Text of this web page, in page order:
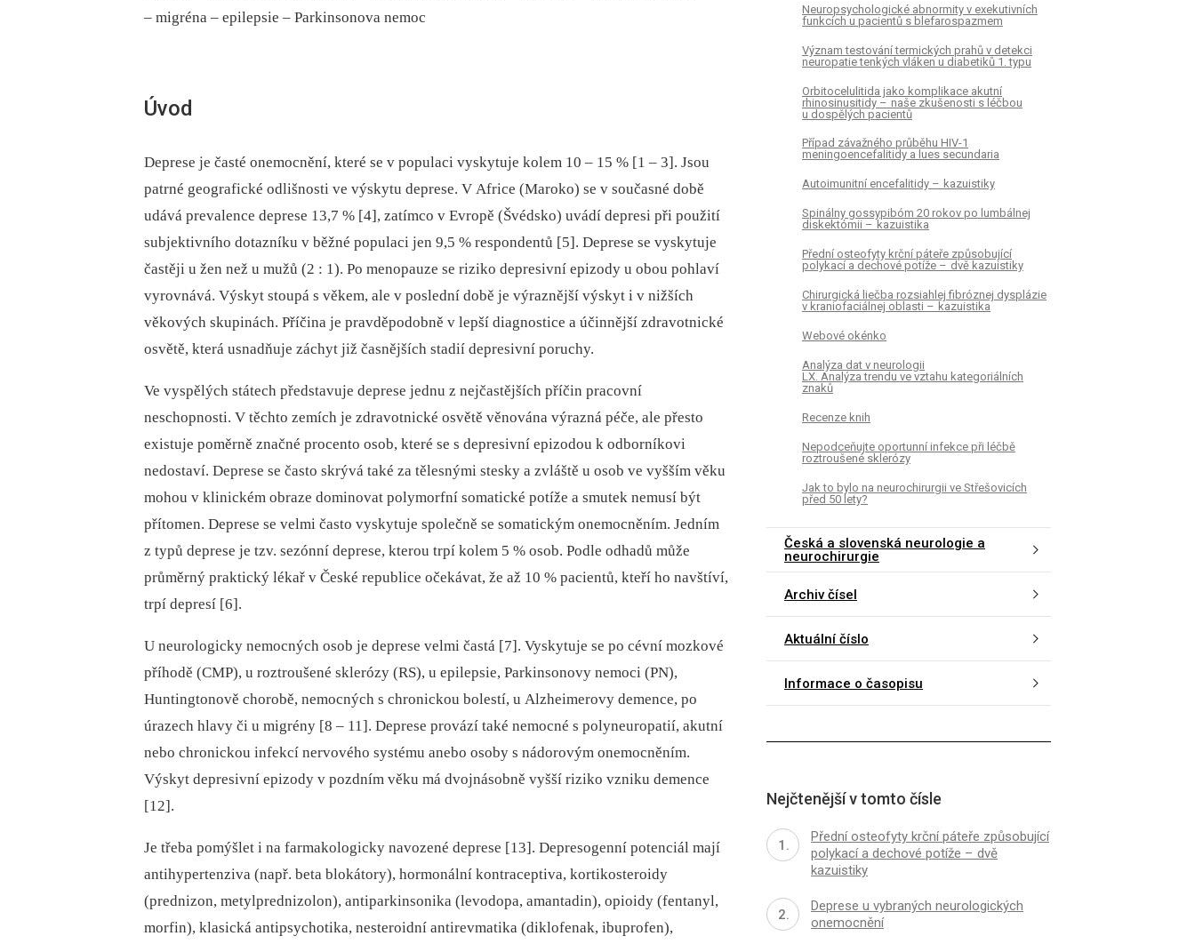
–⁠ migréna –⁠ epilepsie –⁠ Parkinsonova nemoc
Úvod
Deprese je časté onemocnění, které se v populaci vyskytuje kolem 10 –⁠ 15 % [1 –⁠ 3]. Jsou
patrné geografické odlišnosti ve výskytu deprese. V Africe (Maroko) se v současné době
udává prevalence deprese 13,7 % [4], zatímco v Evropě (Švédsko) uvádí depresi při použití
subjektivního dotazníku v běžné populaci jen 9,5 % respondentů [5]. Deprese se vyskytuje
častěji u žen než u mužů (2 : 1). Po menopauze se riziko depresivní epizody u obou pohlaví
vyrovnává. Výskyt stoupá s věkem, ale v poslední době je výraznější výskyt i v nižších
věkových skupinách. Příčina je pravděpodobně v lepší diagnostice a účinnější zdravotnické
osvětě, která usnadňuje záchyt již časnějších stadií depresivní poruchy.
Ve vyspělých státech představuje deprese jednu z nejčastějších příčin pracovní
neschopnosti. V těchto zemích je zdravotnické osvětě věnována výrazná péče, ale přesto
existuje poměrně značné procento osob, které se s depresivní epizodou k odborníkovi
nedostaví. Deprese se často skrývá také za tělesnými stesky a zvláště u osob ve vyšším věku
mohou v klinickém obraze dominovat polymorfní somatické potíže a smutek nemusí být
přítomen. Deprese se velmi často vyskytuje společně se somatickým onemocněním. Jedním
z typů deprese je tzv. sezónní deprese, kterou trpí kolem 5 % osob. Podle odhadů může
průměrný praktický lékař v České republice očekávat, že až 10 % pacientů, kteří ho navštíví,
trpí depresí [6].
U neurologicky nemocných osob je deprese velmi častá [7]. Vyskytuje se po cévní mozkové
příhodě (CMP), u roztroušené sklerózy (RS), u epilepsie, Parkinsonovy nemoci (PN),
Huntingtonově chorobě, nemocných s chronickou bolestí, u Alzheimerovy demence, po
úrazech hlavy či u migrény [8 –⁠ 11]. Deprese provází také nemocné s polyneuropatií, akutní
nebo chronickou infekcí nervového systému anebo osoby s nádorovým onemocněním.
Výskyt depresivní epizody v pozdním věku má dvojnásobně vyšší riziko vzniku demence
[12].
Je třeba pomýšlet i na farmakologicky navozené deprese [13]. Depresogenní potenciál mají
antihypertenziva (např. beta blokátory), hormonální kontraceptiva, kortikosteroidy
(prednizon, metylprednizolon), antiparkinsonika (levodopa, amantadin), opioidy (fentanyl,
morfin), klasická antipsychotika, nesteroidní antirevmatika (diklofenak, ibuprofen),
Neuropsychologické abnormity v exekutivních
funkcích u pacientů s blefarospazmem
Význam testování termických prahů v detekci
neuropatie tenkých vláken u diabetiků 1. typu
Orbitocelulitida jako komplikace akutní
rhinosinusitidy – naše zkušenosti s léčbou
u dospělých pa­cientů
Případ závažného průběhu HIV-1
meningoencefalitidy a lues secundaria
Autoimunitní encefalitidy – kazuistiky
Spinálny gos­sypibóm 20 rokov po lumbálnej
diskektómii – kazuistika
Přední osteofyty krční páteře způsobující
polykací a dechové potíže – dvě kazuistiky
Chirurgická liečba rozsiahlej fibróznej dysplázie
v kraniofaciálnej oblasti – kazuistika
Webové okénko
Analýza dat v neurologii
LX. Analýza trendu ve vztahu kategoriálních
znaků
Recenze knih
Nepodceňujte oportun­ní infekce při léčbě
roztroušené sklerózy
Jak to bylo na neurochirurgii ve Střešovicích
před 50 lety?
Česká a slovenská neurologie a
neurochirurgie
Archiv čísel
Aktuální číslo
Informace o časopisu
Nejčtenější v tomto čísle
Přední osteofyty krční páteře způsobující
polykací a dechové potíže – dvě
kazuistiky
Deprese u vybraných neurologických
onemocnění